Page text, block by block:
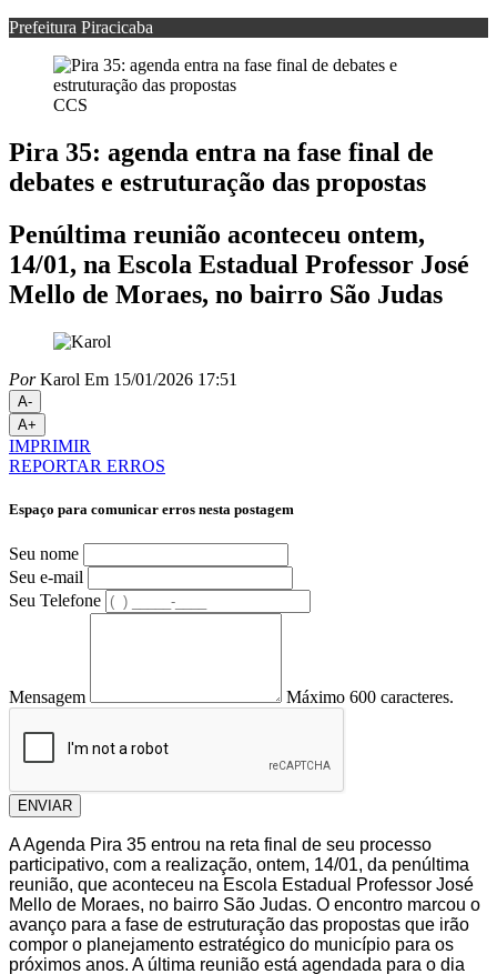
Prefeitura Piracicaba
CCS
Pira 35: agenda entra na fase final de
debates e estruturação das propostas
Penúltima reunião aconteceu ontem,
14/01, na Escola Estadual Professor José
Mello de Moraes, no bairro São Judas
PorKarol Em 15/01/2026 17:51
A-
A+
IMPRIMIR
REPORTAR ERROS
Espaço para comunicar erros nesta postagem
Seu nome
Seu e-mail
Seu Telefone
Mensagem Máximo 600 caracteres.
ENVIAR
A Agenda Pira 35 entrou na reta final de seu processo
participativo, com a realização, ontem, 14/01, da penúltima
reunião, que aconteceu na Escola Estadual Professor José
Mello de Moraes, no bairro São Judas. O encontro marcou o
avanço para a fase de estruturação das propostas que irão
compor o planejamento estratégico do município para os
próximos anos. A última reunião está agendada para o dia